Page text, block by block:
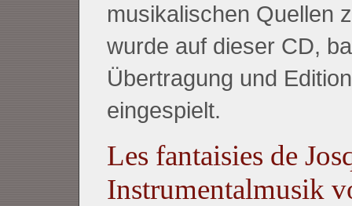
musikalischen Quellen
wurde auf dieser CD,
Übertragung und
eingespielt.
Les fantaisies de
Instrumentalmusik